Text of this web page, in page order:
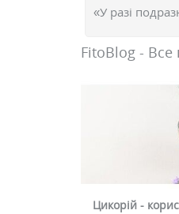
«У разі
FitoBlog - Все
Цикорій -